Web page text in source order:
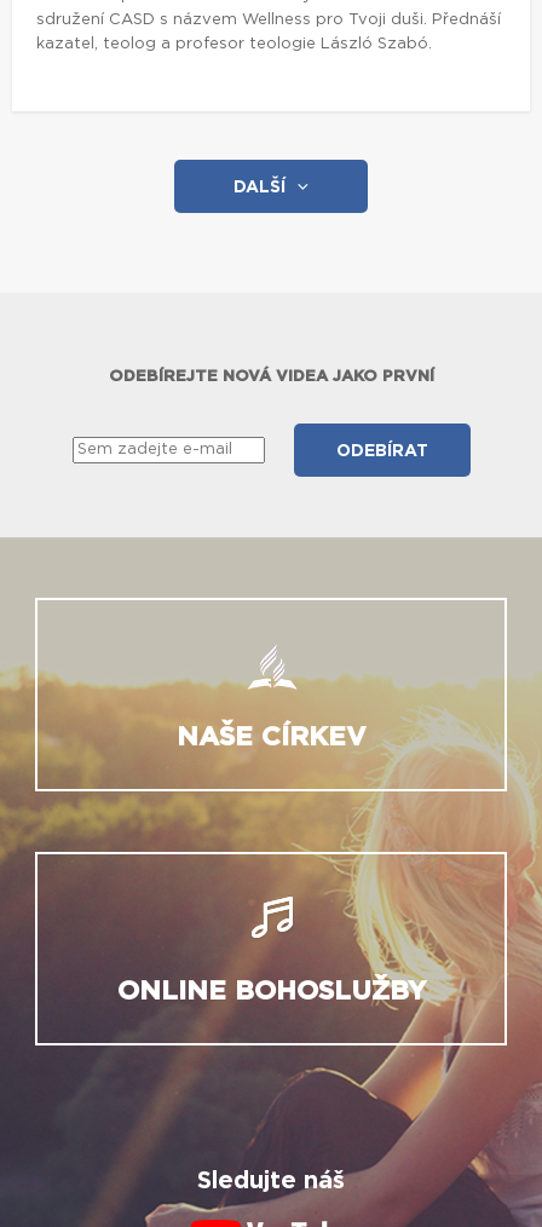
sdružení CASD s názvem Wellness pro Tvoji duši. Přednáší
kazatel, teolog a profesor teologie László Szabó.
DALŠÍ
ODEBÍREJTE NOVÁ VIDEA JAKO PRVNÍ
NAŠE CÍRKEV
ONLINE BOHOSLUŽBY
Sledujte náš